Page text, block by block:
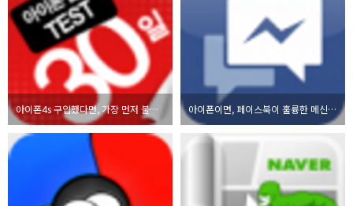
아이폰4s 구입했다면, 가장 먼저 불량테스트부터 해보세요. 아이폰이면, 페이스북이 훌륭한 메신저가 될 수 있다고?